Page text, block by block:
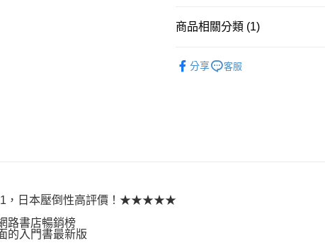
悠遊付
商品相關分類 (1)
分享
客服
本壓倒性高評價！★★★★★
書店暢銷榜
入門書最新版